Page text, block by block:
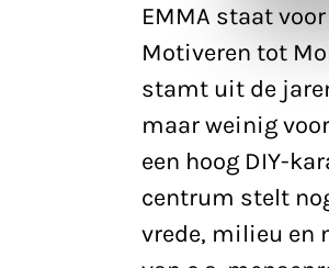
EMMA staat
Motiveren tot
stamt uit de
maar weinig
een hoog DIY-
centrum stelt
vrede, milieu en